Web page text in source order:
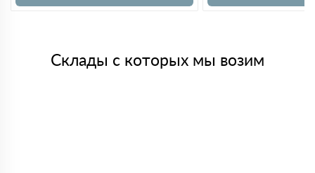
Склады с которых мы возим